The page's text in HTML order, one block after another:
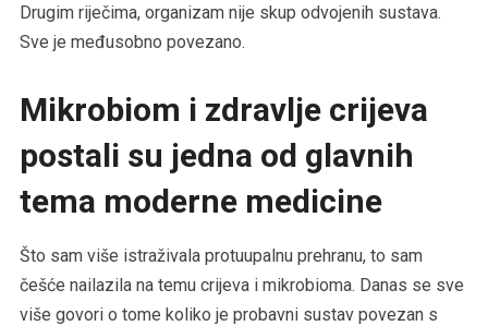
Drugim riječima, organizam nije skup odvojenih sustava.
Sve je međusobno povezano.
Mikrobiom i zdravlje crijeva
postali su jedna od glavnih
tema moderne medicine
Što sam više istraživala protuupalnu prehranu, to sam
češće nailazila na temu crijeva i mikrobioma. Danas se sve
više govori o tome koliko je probavni sustav povezan s